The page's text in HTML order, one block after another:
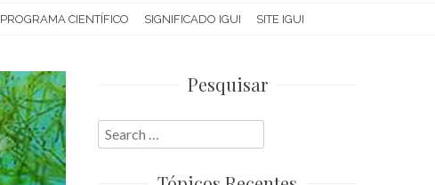
PROGRAMA CIENTÍFICO SIGNIFICADO IGUI SITE IGUI
Pesquisar
Search
for: